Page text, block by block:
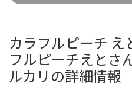
カラフルピーチ え
フルピーチえとさ
ルカリの詳細情報